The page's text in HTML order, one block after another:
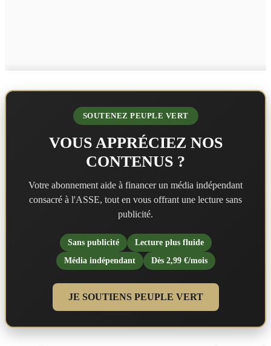
SOUTENEZ PEUPLE VERT
VOUS APPRÉCIEZ NOS
CONTENUS ?
Votre abonnement aide à financer un média indépendant
consacré à l'ASSE, tout en vous offrant une lecture sans
publicité.
Sans publicité
Lecture plus fluide
Média indépendant
Dès 2,99 €/mois
JE SOUTIENS PEUPLE VERT